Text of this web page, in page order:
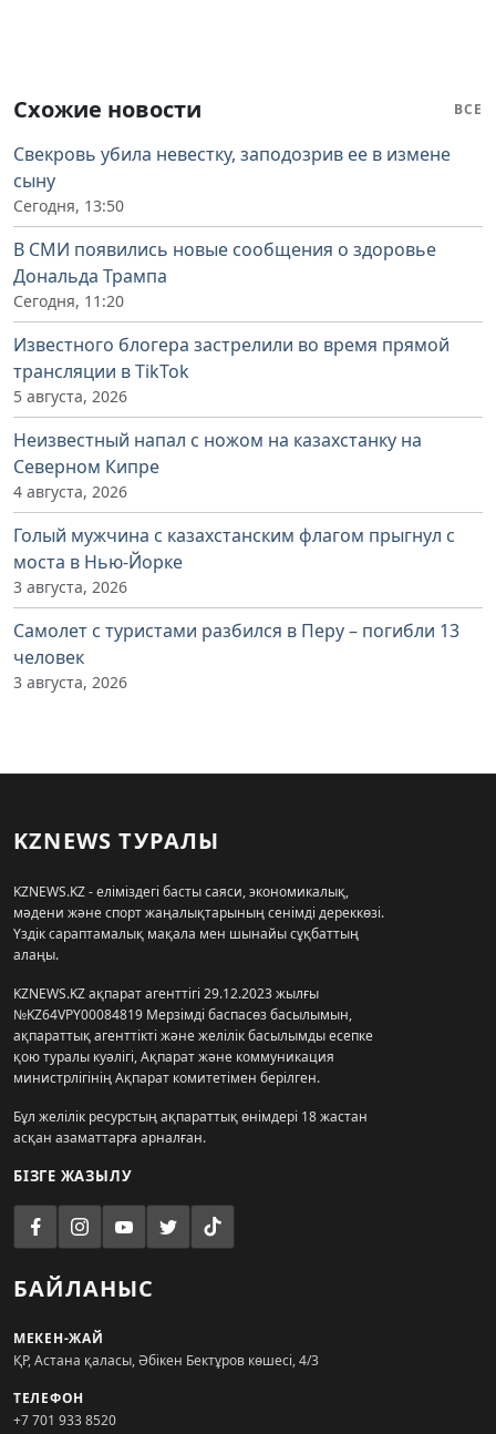
Схожие новости ВСЕ
Свекровь убила невестку, заподозрив ее в измене
сыну
Сегодня, 13:50
В СМИ появились новые сообщения о здоровье
Дональда Трампа
Сегодня, 11:20
Известного блогера застрелили во время прямой
трансляции в TikTok
5 августа, 2026
Неизвестный напал с ножом на казахстанку на
Северном Кипре
4 августа, 2026
Голый мужчина с казахстанским флагом прыгнул с
моста в Нью-Йорке
3 августа, 2026
Самолет с туристами разбился в Перу – погибли 13
человек
3 августа, 2026
KZNEWS ТУРАЛЫ
KZNEWS.KZ - еліміздегі басты саяси, экономикалық,
мәдени және спорт жаңалықтарының сенімді дереккөзі.
Үздік сараптамалық мақала мен шынайы сұқбаттың
алаңы.
KZNEWS.KZ ақпарат агенттігі 29.12.2023 жылғы
№KZ64VPY00084819 Мерзімді баспасөз басылымын,
ақпараттық агенттікті және желілік басылымды есепке
қою туралы куәлігі, Ақпарат және коммуникация
министрлігінің Ақпарат комитетімен берілген.
Бұл желілік ресурстың ақпараттық өнімдері 18 жастан
асқан азаматтарға арналған.
БІЗГЕ ЖАЗЫЛУ
БАЙЛАНЫС
МЕКЕН-ЖАЙ
ҚР, Астана қаласы, Әбікен Бектұров көшесі, 4/3
ТЕЛЕФОН
+7 701 933 8520